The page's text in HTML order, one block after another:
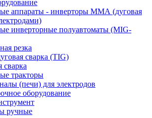
аппараты - инверторы ММА (дуговая
инверторные полуавтоматы (MIG-
резка
сварка (TIG)
сварка
тракторы
(печи) для электродов
оборудование
ручные